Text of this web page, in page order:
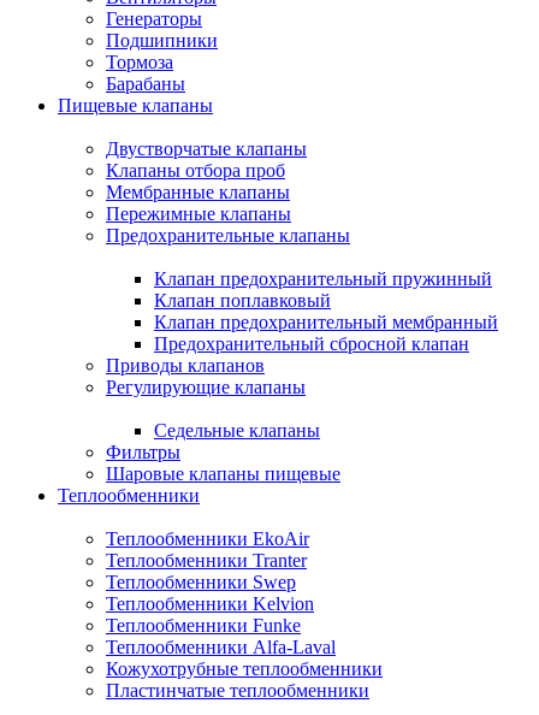
Генераторы
Подшипники
Тормоза
Барабаны
Пищевые клапаны
Двустворчатые клапаны
Клапаны отбора проб
Мембранные клапаны
Пережимные клапаны
Предохранительные клапаны
Клапан предохранительный пружинный
Клапан поплавковый
Клапан предохранительный мембранный
Предохранительный сбросной клапан
Приводы клапанов
Регулирующие клапаны
Седельные клапаны
Фильтры
Шаровые клапаны пищевые
Теплообменники
Теплообменники EkoAir
Теплообменники Tranter
Теплообменники Swep
Теплообменники Kelvion
Теплообменники Funke
Теплообменники Alfa-Laval
Кожухотрубные теплообменники
Пластинчатые теплообменники